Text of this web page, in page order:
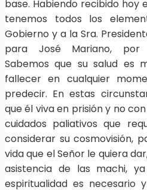
base. Habiendo recibido hoy
tenemos todos los
Gobierno y a la Sra.
para José Mariano, por
Sabemos que su salud es
fallecer en cualquier
predecir. En estas
que él viva en prisión y no
cuidados paliativos que
considerar su cosmovisión,
vida que el Señor le quiera
asistencia de las machi,
espiritualidad es necesario